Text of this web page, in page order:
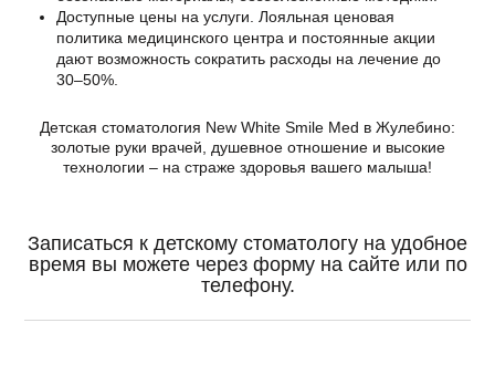
Доступные цены на услуги. Лояльная ценовая
политика медицинского центра и постоянные акции
дают возможность сократить расходы на лечение до
30–50%.
Детская стоматология New White Smile Med в Жулебино:
золотые руки врачей, душевное отношение и высокие
технологии – на страже здоровья вашего малыша!
Записаться к детскому стоматологу на удобное
время вы можете через форму на сайте или по
телефону.